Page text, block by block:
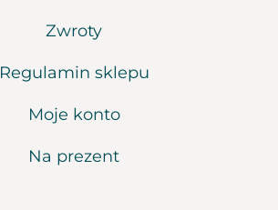
Zwroty
Regulamin sklepu
Moje konto
Na prezent